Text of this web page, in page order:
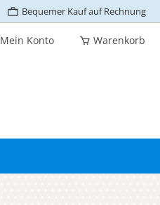
Bequemer Kauf auf Rechnung
Mein Konto Warenkorb